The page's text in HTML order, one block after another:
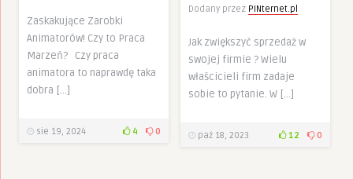
Zaskakujące Zarobki
Animatorów! Czy to Praca
Marzeń? Czy praca
animatora to naprawdę taka
dobra […]
sie 19, 2024 4 0
Dodany przez PINternet.pl
Jak zwiększyć sprzedaż w
swojej firmie ? Wielu
właścicieli firm zadaje
sobie to pytanie. W […]
paź 18, 2023 12 0